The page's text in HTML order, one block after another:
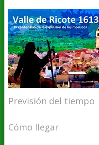
Previsión del tiempo
Cómo llegar